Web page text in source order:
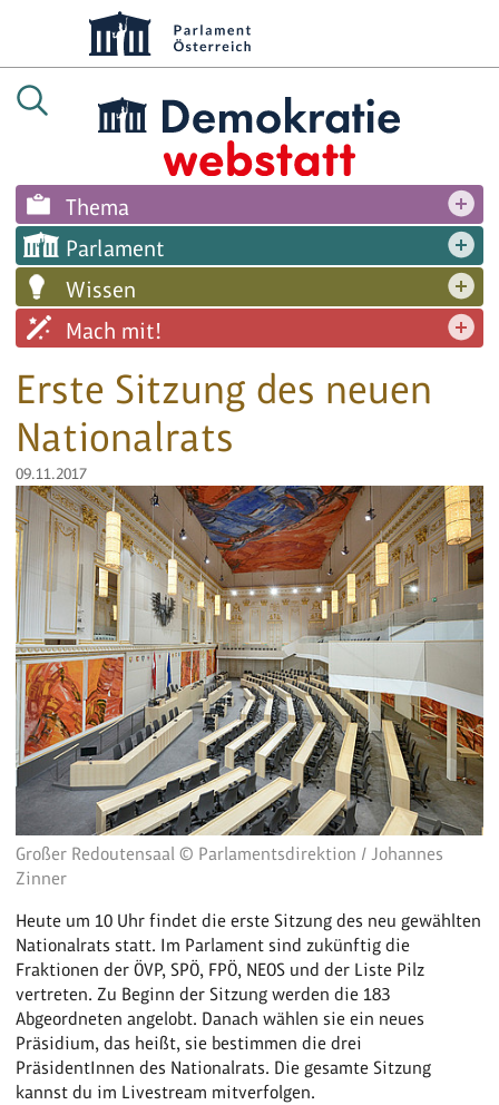
Thema
Parlament
Wissen
Mach mit!
Erste Sitzung des neuen
Nationalrats
09.11.2017
Großer Redoutensaal © Parlamentsdirektion / Johannes
Zinner
Heute um 10 Uhr findet die erste Sitzung des neu gewählten
Nationalrats statt. Im Parlament sind zukünftig die
Fraktionen der ÖVP, SPÖ, FPÖ, NEOS und der Liste Pilz
vertreten. Zu Beginn der Sitzung werden die 183
Abgeordneten angelobt. Danach wählen sie ein neues
Präsidium, das heißt, sie bestimmen die drei
PräsidentInnen des Nationalrats. Die gesamte Sitzung
kannst du im Livestream mitverfolgen.